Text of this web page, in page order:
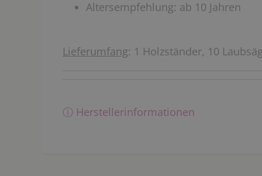
Altersempfehlung: ab 10 Jahren
Lieferumfang: 1 Holzständer, 10
ⓘ Herstellerinformationen